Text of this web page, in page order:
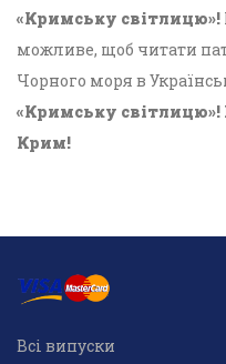
«Кримську світлицю»!
можливе, щоб читати
Чорного моря в
«Кримську
Крим!
Всі випуски